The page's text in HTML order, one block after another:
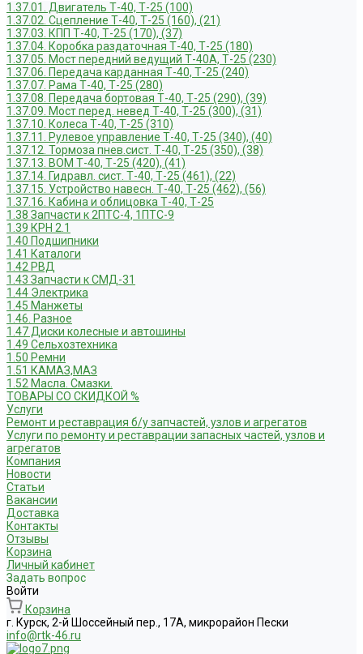
1.37.01. Двигатель Т-40, Т-25 (100)
1.37.02. Сцепление Т-40, Т-25 (160), (21)
1.37.03. КПП Т-40, Т-25 (170), (37)
1.37.04. Коробка раздаточная Т-40, Т-25 (180)
1.37.05. Мост передний ведущий Т-40А, Т-25 (230)
1.37.06. Передача карданная Т-40, Т-25 (240)
1.37.07. Рама Т-40, Т-25 (280)
1.37.08. Передача бортовая Т-40, Т-25 (290), (39)
1.37.09. Мост перед. невед Т-40, Т-25 (300), (31)
1.37.10. Колеса Т-40, Т-25 (310)
1.37.11. Рулевое управление Т-40, Т-25 (340), (40)
1.37.12. Тормоза пнев.сист. Т-40, Т-25 (350), (38)
1.37.13. ВОМ Т-40, Т-25 (420), (41)
1.37.14. Гидравл. сист. Т-40, Т-25 (461), (22)
1.37.15. Устройство навесн. Т-40, Т-25 (462), (56)
1.37.16. Кабина и облицовка Т-40, Т-25
1.38 Запчасти к 2ПТС-4, 1ПТС-9
1.39 КРН 2.1
1.40 Подшипники
1.41 Каталоги
1.42 РВД
1.43 Запчасти к СМД-31
1.44 Электрика
1.45 Манжеты
1.46. Разное
1.47 Диски колесные и автошины
1.49 Сельхозтехника
1.50 Ремни
1.51 КАМАЗ,МАЗ
1.52 Масла. Смазки.
ТОВАРЫ СО СКИДКОЙ %
Услуги
Ремонт и реставрация б/у запчастей, узлов и агрегатов
Услуги по ремонту и реставрации запасных частей, узлов и
агрегатов
Компания
Новости
Статьи
Вакансии
Доставка
Контакты
Отзывы
Корзина
Личный кабинет
Задать вопрос
Войти
Корзина
г. Курск, 2-й Шоссейный пер., 17А, микрорайон Пески
info@rtk-46.ru